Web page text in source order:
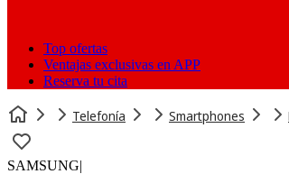
Top ofertas
Ventajas exclusivas en APP
Reserva tu cita
Telefonía Smartphones
SAMSUNG|